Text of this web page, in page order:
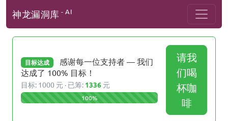
神龙漏洞库 - AI
目标达成
感谢每一位支持者 — 我们
达成了 100% 目标！
目标: 1000 元 · 已筹: 1336 元
100%
请我
们喝
杯咖
啡